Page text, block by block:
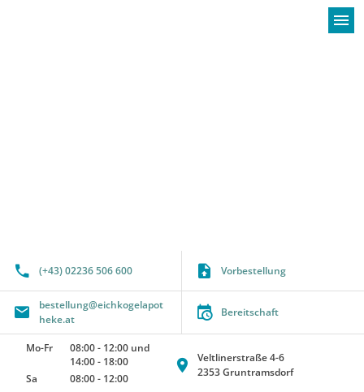
menu
(+43) 02236 506 600 Vorbestellung
bestellung@eichkogelapot
heke.at
Bereitschaft
Mo-Fr 08:00- 12:00und
14:00- 18:00
Sa
08:00- 12:00
Veltlinerstraße 4-6
2353 Gruntramsdorf